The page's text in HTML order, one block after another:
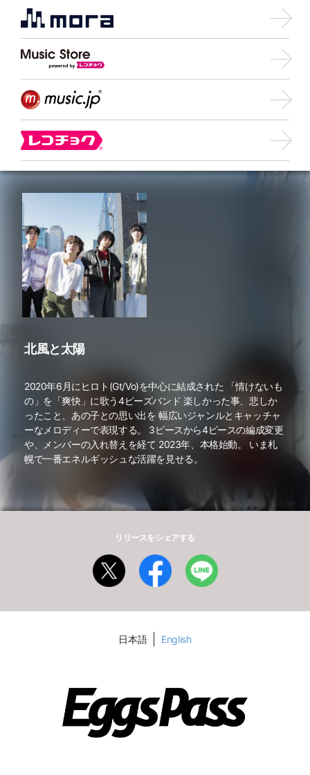
北風と太陽
2020年6月にヒロト(Gt/Vo)を中心に結成された 「情けないも
の」を「爽快」に歌う4ピーズバンド 楽しかった事、悲しか
ったこと、あの子との思い出を 幅広いジャンルとキャッチャ
ーなメロディーで表現する。 3ピースから4ピースの編成変更
や、メンバーの入れ替えを経て 2023年、本格始動。 いま札
幌で一番エネルギッシュな活躍を見せる。
リリースをシェアする
日本語 English